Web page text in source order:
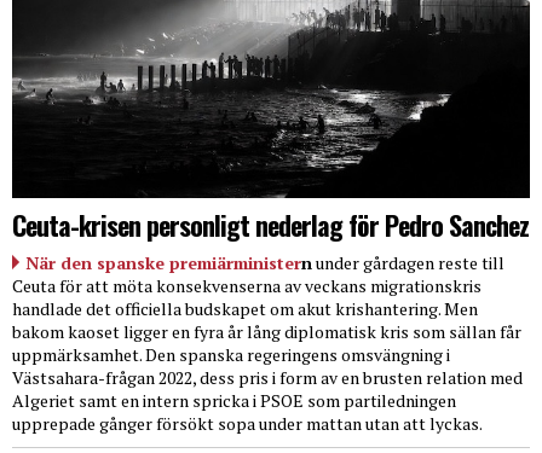
Ceuta-krisen personligt nederlag för Pedro Sanchez
När den spanske premiärministernunder gårdagen reste till
Ceuta för att möta konsekvenserna av veckans migrationskris
handlade det officiella budskapet om akut krishantering. Men
bakom kaoset ligger en fyra år lång diplomatisk kris som sällan får
uppmärksamhet. Den spanska regeringens omsvängning i
Västsahara-frågan 2022, dess pris i form av en brusten relation med
Algeriet samt en intern spricka i PSOE som partiledningen
upprepade gånger försökt sopa under mattan utan att lyckas.